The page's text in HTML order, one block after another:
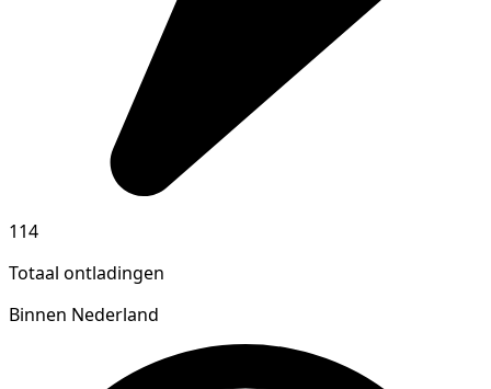
114
Totaal ontladingen
Binnen Nederland